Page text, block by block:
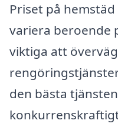
Priset på
variera beroende
viktiga att
den bästa